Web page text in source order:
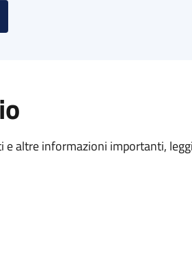
e altre informazioni importanti,